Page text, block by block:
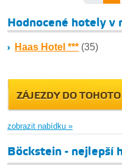
Hodnocené hotely v
Haas Hotel *** (35)
ZÁJEZDY DO
zobrazit nabídku »
Böckstein - nejlepší